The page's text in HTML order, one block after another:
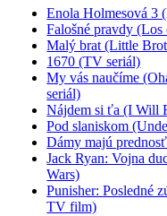
Enola Holmesová 3
Falošné pravdy (Los
Malý brat (Little
1670 (TV seriál)
My vás naučíme
seriál)
Nájdem si ťa (I Will
Pod slaniskom
Dámy majú
Jack Ryan: Vojna
Wars)
Punisher: Posledné
TV film)